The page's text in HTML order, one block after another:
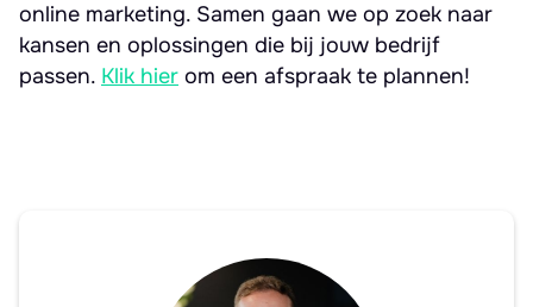
online marketing. Samen gaan we op zoek naar
kansen en oplossingen die bij jouw bedrijf
passen. Klik hier om een afspraak te plannen!